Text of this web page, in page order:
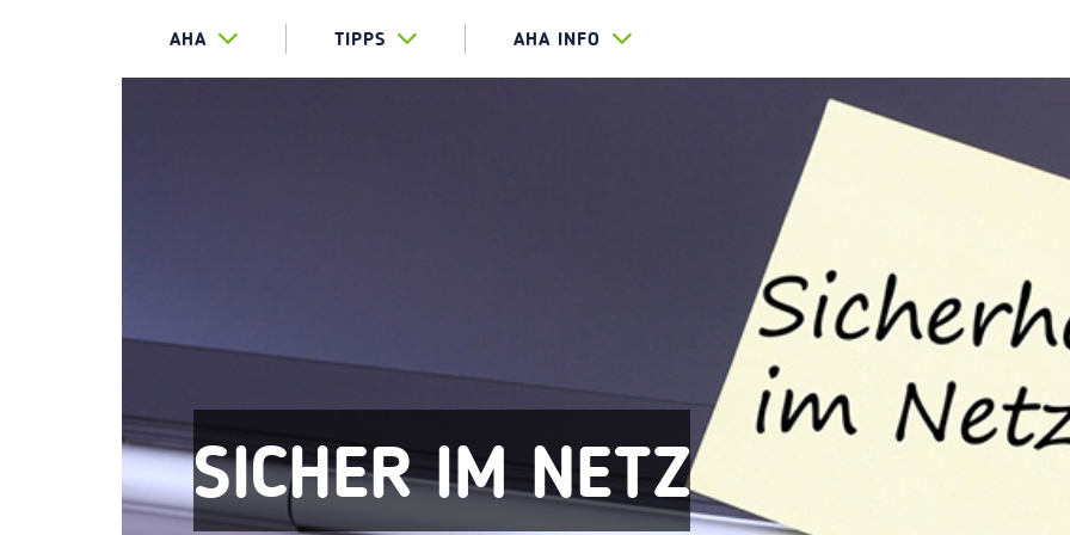
AHA TIPPS AHA INFO
SICHER IM NETZ